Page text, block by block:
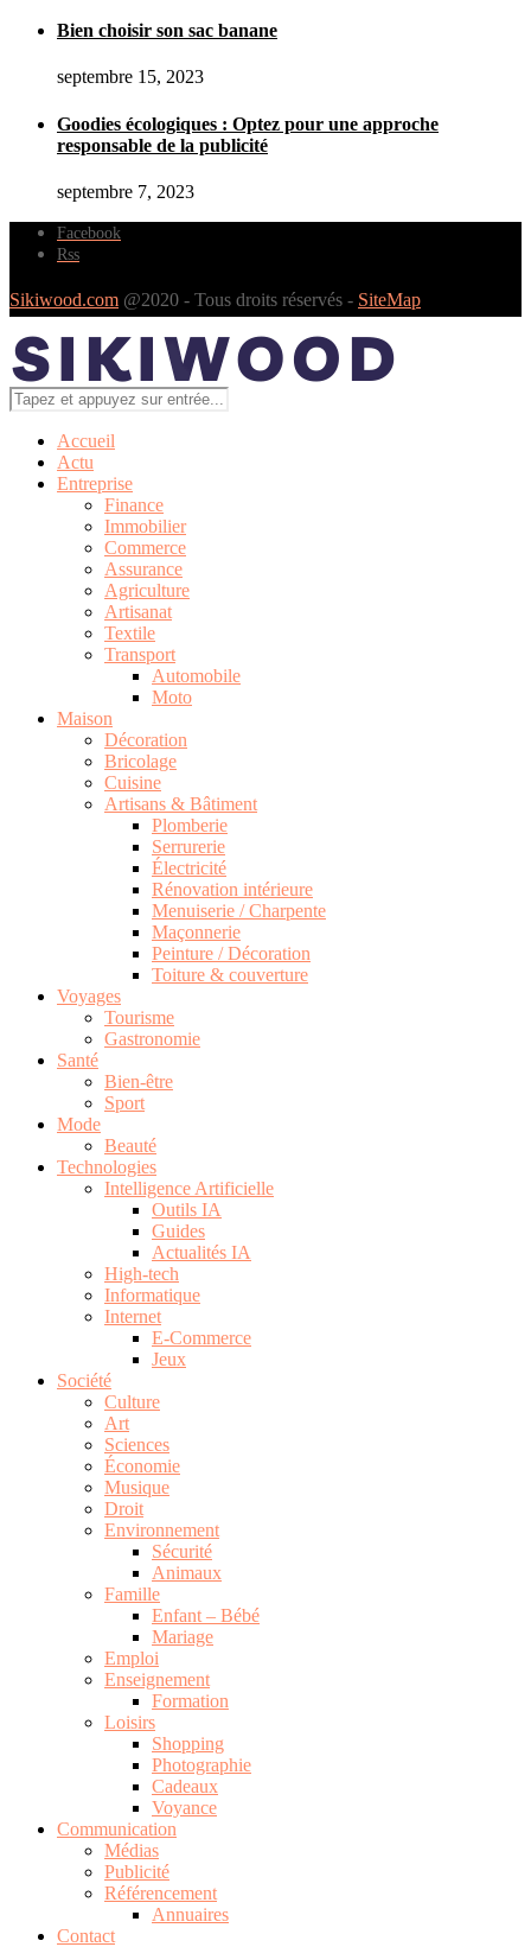
Bien choisir son sac banane
septembre 15, 2023
Goodies écologiques : Optez pour une approche
responsable de la publicité
septembre 7, 2023
Facebook
Rss
Sikiwood.com @2020 - Tous droits réservés - SiteMap
Accueil
Actu
Entreprise
Finance
Immobilier
Commerce
Assurance
Agriculture
Artisanat
Textile
Transport
Automobile
Moto
Maison
Décoration
Bricolage
Cuisine
Artisans & Bâtiment
Plomberie
Serrurerie
Électricité
Rénovation intérieure
Menuiserie / Charpente
Maçonnerie
Peinture / Décoration
Toiture & couverture
Voyages
Tourisme
Gastronomie
Santé
Bien-être
Sport
Mode
Beauté
Technologies
Intelligence Artificielle
Outils IA
Guides
Actualités IA
High-tech
Informatique
Internet
E-Commerce
Jeux
Société
Culture
Art
Sciences
Économie
Musique
Droit
Environnement
Sécurité
Animaux
Famille
Enfant – Bébé
Mariage
Emploi
Enseignement
Formation
Loisirs
Shopping
Photographie
Cadeaux
Voyance
Communication
Médias
Publicité
Référencement
Annuaires
Contact